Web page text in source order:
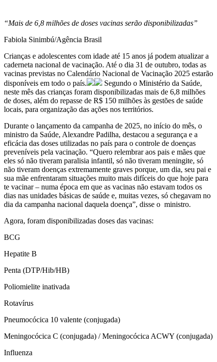
“Mais de 6,8 milhões de doses vacinas serão disponibilizadas”
Fabiola Sinimbú/Agência Brasil
Crianças e adolescentes com idade até 15 anos já podem atualizar a
caderneta nacional de vacinação. Até o dia 31 de outubro, todas as
vacinas previstas no Calendário Nacional de Vacinação 2025 estarão
disponíveis em todo o país.
Segundo o Ministério da Saúde,
neste mês das crianças foram disponibilizadas mais de 6,8 milhões
de doses, além do repasse de R$ 150 milhões às gestões de saúde
locais, para organização das ações nos territórios.
Durante o lançamento da campanha de 2025, no início do mês, o
ministro da Saúde, Alexandre Padilha, destacou a segurança e a
eficácia das doses utilizadas no país para o controle de doenças
preveníveis pela vacinação. “Quero relembrar aos pais e mães que
eles só não tiveram paralisia infantil, só não tiveram meningite, só
não tiveram doenças extremamente graves porque, um dia, seu pai e
sua mãe enfrentaram situações muito mais difíceis do que hoje para
te vacinar – numa época em que as vacinas não estavam todos os
dias nas unidades básicas de saúde e, muitas vezes, só chegavam no
dia da campanha nacional daquela doença”, disse o ministro.
Agora, foram disponibilizadas doses das vacinas:
BCG
Hepatite B
Penta (DTP/Hib/HB)
Poliomielite inativada
Rotavírus
Pneumocócica 10 valente (conjugada)
Meningocócica C (conjugada) / Meningocócica ACWY (conjugada)
Influenza